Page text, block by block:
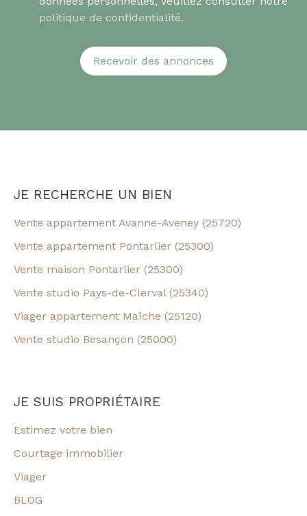
politique de confidentialité.
Recevoir des annonces
JE RECHERCHE UN BIEN
Vente appartement Avanne-Aveney (25720)
Vente appartement Pontarlier (25300)
Vente maison Pontarlier (25300)
Vente studio Pays-de-Clerval (25340)
Viager appartement Maîche (25120)
Vente studio Besançon (25000)
JE SUIS PROPRIÉTAIRE
Estimez votre bien
Courtage immobilier
Viager
BLOG